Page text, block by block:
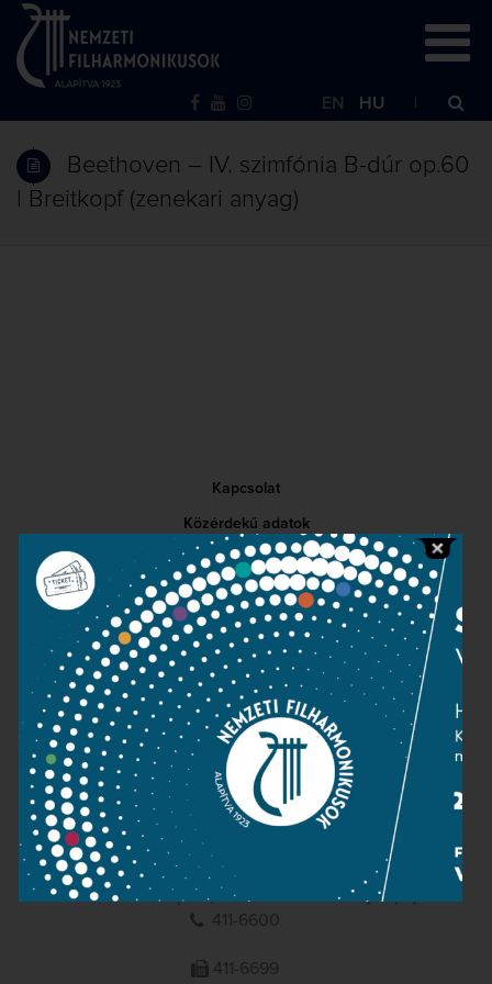
EN HU
Beethoven – IV. szimfónia B-dúr op.60
| Breitkopf (zenekari anyag)
Kapcsolat
Közérdekű adatok
Sajtószoba
Adatvédelem
Impresszum
NEMZETI
FILHARMONIKUSOK
1095 Budapest, Komor Marcell u. 1. (Müpa)
411-6600
411-6699